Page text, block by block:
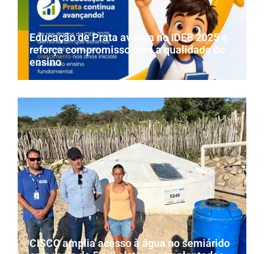
Educação de Prata avança no IDEB 2025 e
reforça compromisso com a qualidade do
ensino
CISCO amplia acesso à água no semiárido